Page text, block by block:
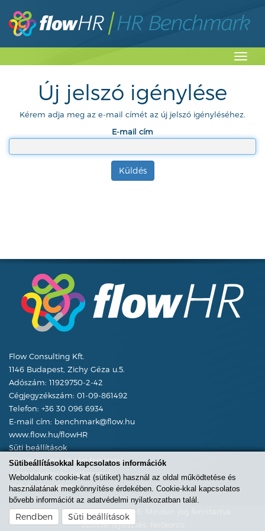
Új jelszó igénylése
Kérem adja meg az e-mail címét az új jelszó igényléséhez.
E-mail cím
Küldés
Sütibeállításokkal kapcsolatos információk
Weboldalunk cookie-kat (sütiket) használ az oldal működtetése és
használatának megkönnyítése érdekében. Cookie-kkal kapcsolatos
bővebb információt az adatvédelmi nyilatkozatban talál.
Rendben Süti beállítások
Flow Consulting Kft.
1146 Budapest, Zichy Géza u.5.
Adószám: 11929750-2-42
Cégjegyzékszám: 01-09-861492
Telefon: +36 30 096 6934
E-mail cím: benchmark@flow.hu
www.flow.hu/flowHR
Süti beállítások
Általános szerződési feltételek
Adatvédelmi Nyilatkozatot
Videós útmutató
© Flow HR Benchmark 2026. Minden jog fenntartva.
Szoftverfejlesztés: